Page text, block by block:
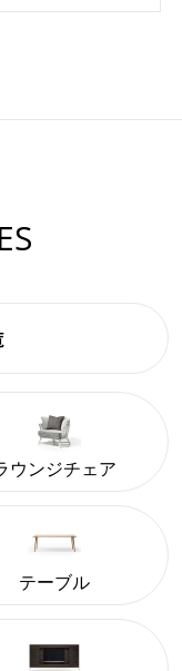
ウンジチェア
テーブル